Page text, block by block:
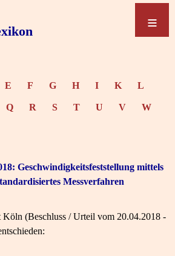
≡
≡
E F G H I K L
Q R S T U V W
Geschwindigkeitsfeststellung mittels
Messverfahren
Köln (Beschluss / Urteil vom 20.04.2018 -